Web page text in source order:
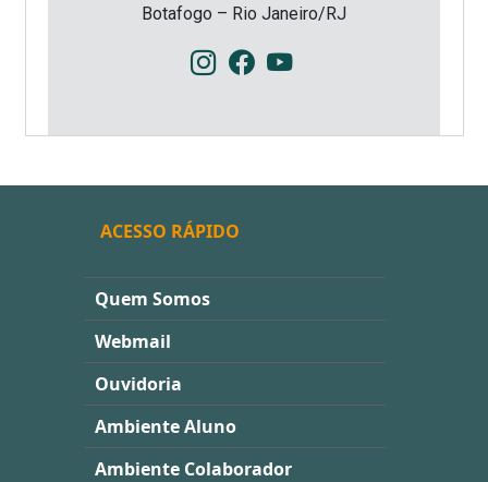
Botafogo – Rio Janeiro/RJ
ACESSO RÁPIDO
Quem Somos
Webmail
Ouvidoria
Ambiente Aluno
Ambiente Colaborador